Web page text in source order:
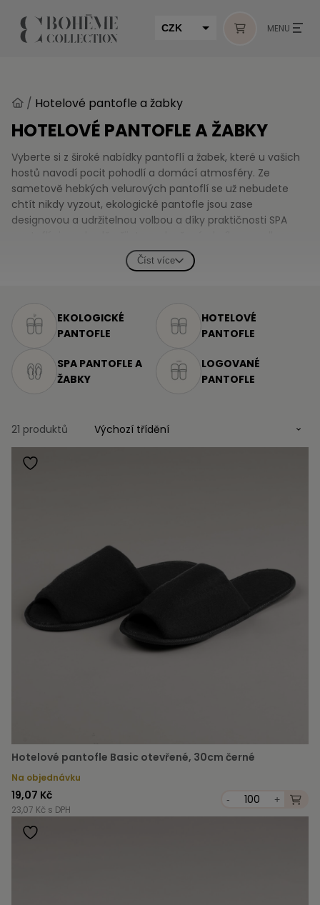
CZK
MUR
MENU
/ Hotelové pantofle a žabky
HOTELOVÉ PANTOFLE A ŽABKY
Vyberte si z široké nabídky pantoflí a žabek, které u vašich
hostů navodí pocit pohodlí a domácí atmosféry. Ze
sametově hebkých velurových pantoflí se už nebudete
chtít nikdy vyzout, ekologické pantofle jsou zase
designovou a udržitelnou volbou a díky praktičnosti SPA
Číst více
EKOLOGICKÉ
PANTOFLE
HOTELOVÉ
PANTOFLE
SPA PANTOFLE A
ŽABKY
LOGOVANÉ
PANTOFLE
21 produktů
Hotelové pantofle Basic otevřené, 30cm černé
Na objednávku
19,07 Kč
23,07 Kč s DPH
- +